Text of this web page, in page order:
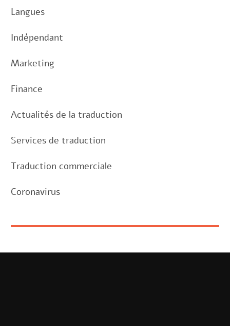
Langues
Indépendant
Marketing
Finance
Actualités de la traduction
Services de traduction
Traduction commerciale
Coronavirus